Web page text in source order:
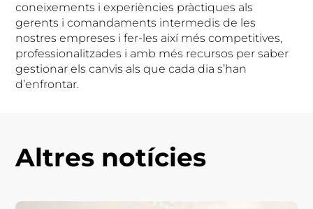
coneixements i experiències pràctiques als
gerents i comandaments intermedis de les
nostres empreses i fer-les així més competitives,
professionalitzades i amb més recursos per saber
gestionar els canvis als que cada dia s’han
d’enfrontar.
Altres notícies